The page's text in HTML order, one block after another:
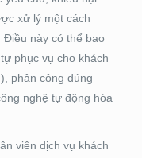
xử lý một cách
Điều này có thể bao
phục vụ cho khách
phân công đúng
nghệ tự động hóa
viên dịch vụ khách